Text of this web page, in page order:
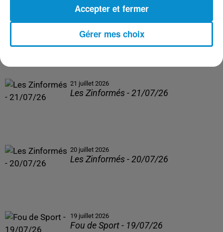
21 juillet 2026
Les Zinformés - 21/07/26
20 juillet 2026
Les Zinformés - 20/07/26
19 juillet 2026
Fou de Sport - 19/07/26
Gérer mes choix
Accepter et fermer